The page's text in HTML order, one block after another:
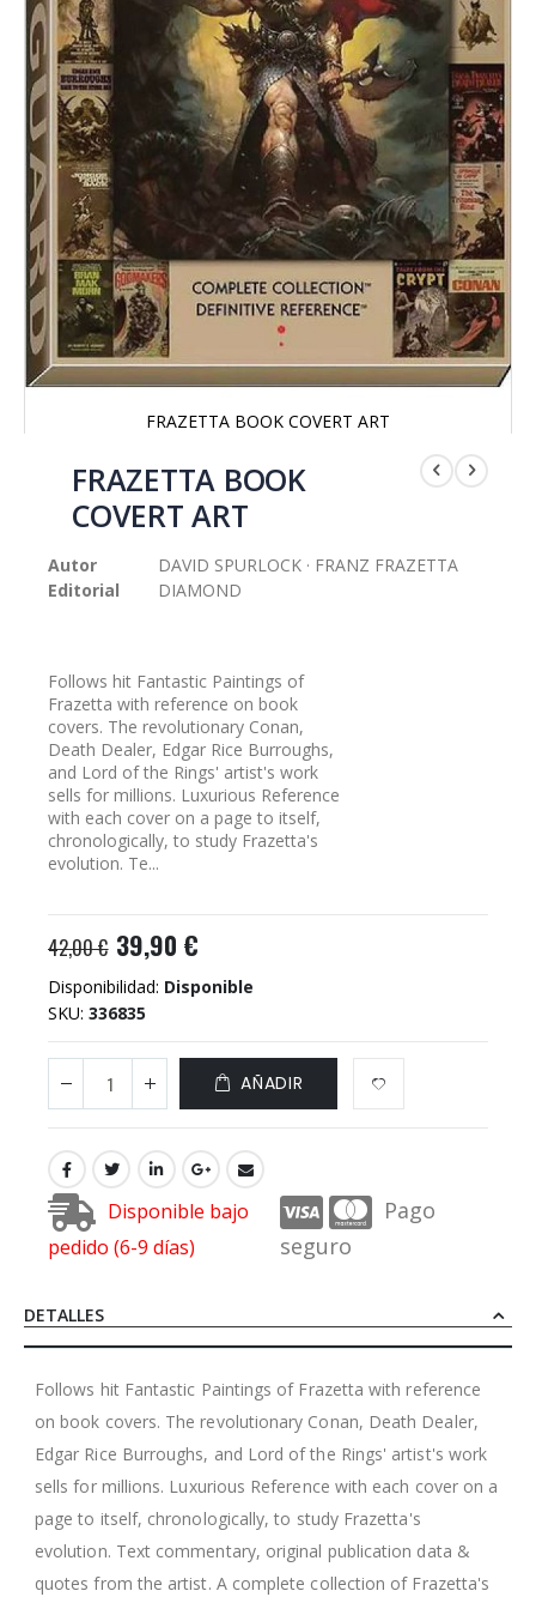
FRAZETTA BOOK COVERT ART
comienzo
galería
imágenes
FRAZETTA BOOK
COVERT ART
Autor
DAVID SPURLOCK · FRANZ FRAZETTA
Editorial
DIAMOND
Follows hit Fantastic Paintings of
Frazetta with reference on book
covers. The revolutionary Conan,
Death Dealer, Edgar Rice Burroughs,
and Lord of the Rings' artist's work
sells for millions. Luxurious Reference
with each cover on a page to itself,
chronologically, to study Frazetta's
evolution. Te...
42,00 € 39,90 €
Disponibilidad: Disponible
SKU 336835
AÑADIR
Disponible bajo
pedido (6-9 días)
Pago
seguro
DETALLES
Follows hit Fantastic Paintings of Frazetta with reference
on book covers. The revolutionary Conan, Death Dealer,
Edgar Rice Burroughs, and Lord of the Rings' artist's work
sells for millions. Luxurious Reference with each cover on a
page to itself, chronologically, to study Frazetta's
evolution. Text commentary, original publication data &
quotes from the artist. A complete collection of Frazetta's